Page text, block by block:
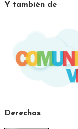
Y también de
Derechos